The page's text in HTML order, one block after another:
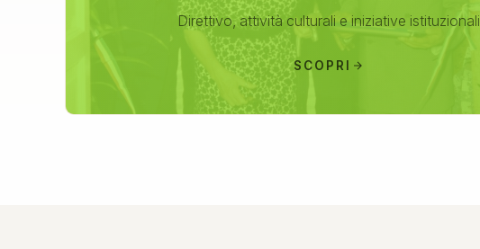
Direttivo, attività culturali e iniziative istituzionali
SCOPRI